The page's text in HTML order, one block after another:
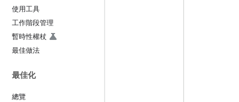
使用工具
工作階段管理
暫時性權杖
最佳做法
最佳化
總覽